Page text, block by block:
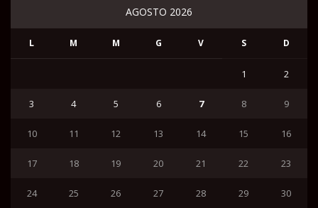
AGOSTO 2026
L M M G V S D
1 2
3 4 5 6 7 8 9
10 11 12 13 14 15 16
17 18 19 20 21 22 23
24 25 26 27 28 29 30